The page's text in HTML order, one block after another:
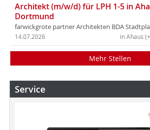
Architekt (m/w/d) für LPH 1-5 in
Dortmund
farwickgrote partner Architekten BDA
in Ahaus
14.07.2026
Mehr Stellen
Service